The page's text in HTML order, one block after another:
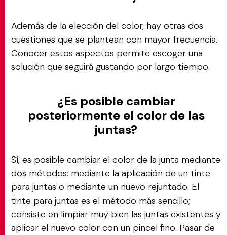
Además de la elección del color, hay otras dos
cuestiones que se plantean con mayor frecuencia.
Conocer estos aspectos permite escoger una
solución que seguirá gustando por largo tiempo.
¿Es posible cambiar
posteriormente el color de las
juntas?
Sí, es posible cambiar el color de la junta mediante
dos métodos: mediante la aplicación de un tinte
para juntas o mediante un nuevo rejuntado. El
tinte para juntas es el método más sencillo;
consiste en limpiar muy bien las juntas existentes y
aplicar el nuevo color con un pincel fino. Pasar de